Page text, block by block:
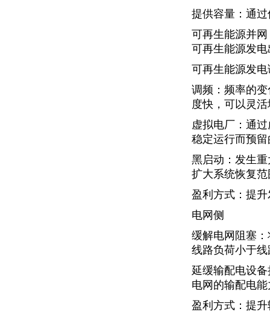
提供容量：通
可再生能源并
可再生能源发
可再生能源发
调频：频率的
度快，可以灵
虚拟电厂：通
稳定运行而预
黑启动：发生
扩大系统恢复
盈利方式：提
电网侧
缓解电网阻塞
线路负荷小于
延缓输配电设
电网的输配电
盈利方式：提